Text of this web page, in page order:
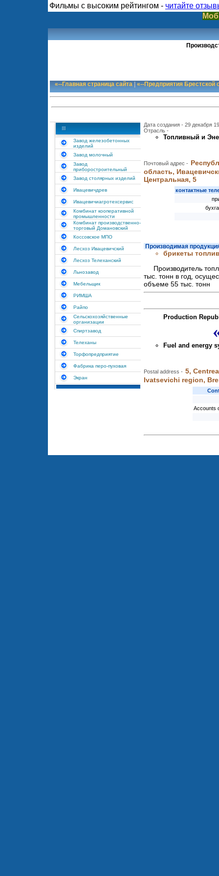
Фильмы с высоким рейтингом - читайте
«--Главная страница сайта|«--Предприятия Брестской
Завод железобетонных
изделий
Завод молочный
Завод
приборостроительный
Завод столярных изделий
Ивацевичдрев
Ивацевичиагротехсервис
Комбинат кооперативной
промышленности
Комбинат производственно-
торговый Домановский
Коссовское МПО
Лесхоз Ивацевичский
Лесхоз Телеханский
Льнозавод
Мебельщик
РИМША
Райпо
Сельскохозяйственные
организации
Спиртзавод
Телеханы
Торфопредприятие
Фабрика перо-пуховая
Экран
Дата создания - 29 декабря
Отрасль -
Топливный и
Почтовый адрес -
область,
Центральная, 5
контактные
Производимая
брикеты
Производитель
тыс. тонн в год,
объеме 55 тыс. тонн
Production
Fuel and energy
Postal address - 5,
Ivatsevichi region,
Accounts